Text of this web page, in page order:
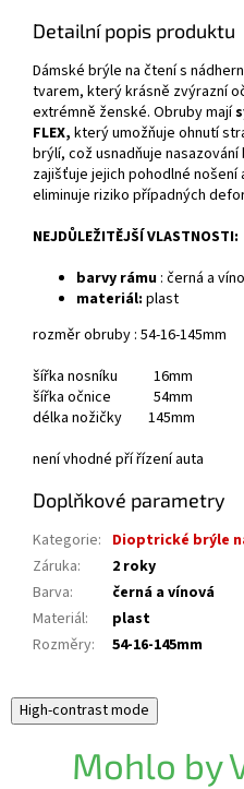
Detailní popis produktu
Dámské brýle na čtení s
tvarem, který krásně zvýrazní
extrémně ženské. Obruby mají
FLEX, který umožňuje ohnutí
brýlí, což usnadňuje nasazování
zajišťuje jejich pohodlné nošení
eliminuje riziko případných
NEJDŮLEŽITĚJŠÍ VLASTNOSTI:
barvy rámu : černá a
materiál: plast
rozměr obruby : 54-16-145mm
šířka nosníku 16mm
šířka očnice 54mm
délka nožičky 145mm
není vhodné pří řízení auta
Doplňkové parametry
Kategorie: Dioptrické brýle
Záruka:
2 roky
Barva:
černá a vínová
Materiál:
plast
Rozměry: 54-16-145mm
High-contrast mode
Mohlo by